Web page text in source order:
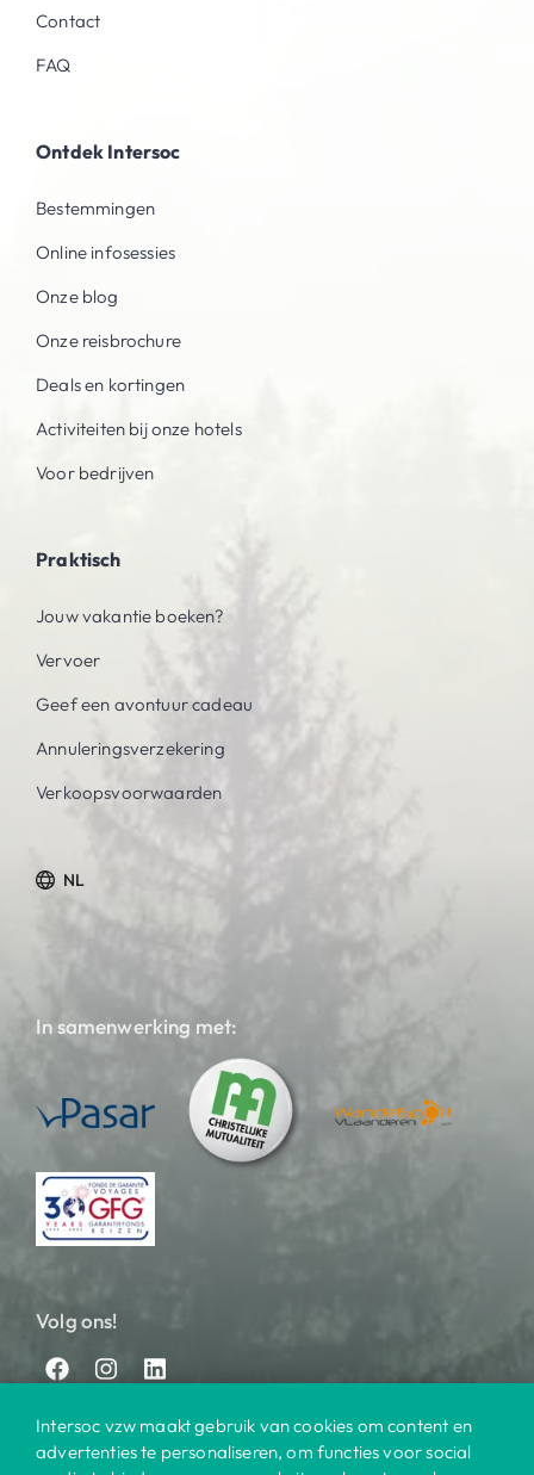
Contact
FAQ
Ontdek Intersoc
Bestemmingen
Online infosessies
Onze blog
Onze reisbrochure
Deals en kortingen
Activiteiten bij onze hotels
Voor bedrijven
Praktisch
Jouw vakantie boeken?
Vervoer
Geef een avontuur cadeau
Annuleringsverzekering
Verkoopsvoorwaarden
NL
In samenwerking met:
Volg ons!
Intersoc vzw maakt gebruik van cookies om content en
advertenties te personaliseren, om functies voor social